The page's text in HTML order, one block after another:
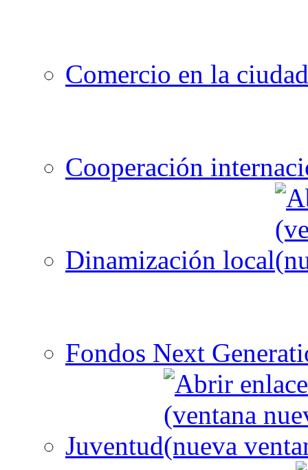
Comercio en la ciudad
Cooperación
Dinamización local
Fondos Next
Juventud